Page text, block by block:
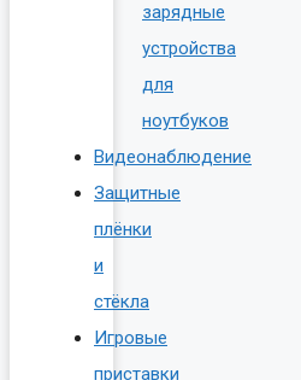
зарядные
устройства
для
ноутбуков
Видеонаблюдение
Защитные
плёнки
и
стёкла
Игровые
приставки